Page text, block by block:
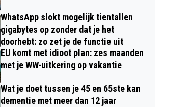
WhatsApp slokt mogelijk tientallen
gigabytes op zonder dat je het
doorhebt: zo zet je de functie uit
EU komt met idioot plan: zes maanden
met je WW-uitkering op vakantie
Wat je doet tussen je 45 en 65ste kan
dementie met meer dan 12 jaar